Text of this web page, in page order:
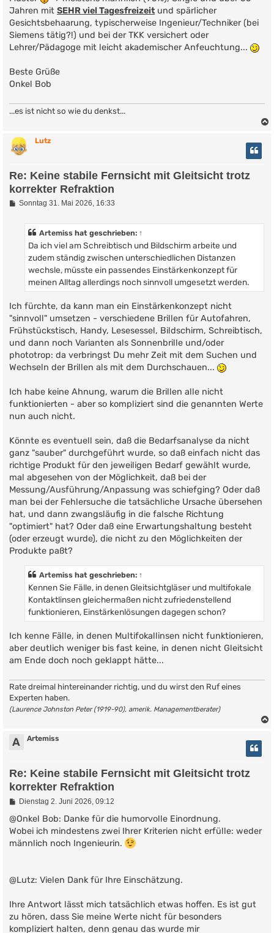
Jahren mit SEHR viel Tagesfreizeit und spärlicher
Gesichtsbehaarung, typischerweise Ingenieur/Techniker (bei
Siemens tätig?!) und bei der TKK versichert oder
Lehrer/Pädagoge mit leicht akademischer Anfeuchtung...
Beste Grüße
Onkel Bob
...es ist nicht so wie du denkst...
Lutz
Re: Keine stabile Fernsicht mit Gleitsicht trotz
korrekter Refraktion
BSonntag 31. Mai 2026, 16:33
Artemiss hat geschrieben: ↑
Da ich viel am Schreibtisch und Bildschirm arbeite und
zudem ständig zwischen unterschiedlichen Distanzen
wechsle, müsste ein passendes Einstärkenkonzept für
meinen Alltag allerdings noch sinnvoll umgesetzt werden.
Ich fürchte, da kann man ein Einstärkenkonzept nicht
"sinnvoll" umsetzen - verschiedene Brillen für Autofahren,
Frühstückstisch, Handy, Lesesessel, Bildschirm, Schreibtisch,
und dann noch Varianten als Sonnenbrille und/oder
phototrop: da verbringst Du mehr Zeit mit dem Suchen und
Wechseln der Brillen als mit dem Durchschauen...
Ich habe keine Ahnung, warum die Brillen alle nicht
funktionierten - aber so kompliziert sind die genannten Werte
nun auch nicht.
Könnte es eventuell sein, daß die Bedarfsanalyse da nicht
ganz "sauber" durchgeführt wurde, so daß einfach nicht das
richtige Produkt für den jeweiligen Bedarf gewählt wurde,
mal abgesehen von der Möglichkeit, daß bei der
Messung/Ausführung/Anpassung was schiefging? Oder daß
man bei der Fehlersuche die tatsächliche Ursache übersehen
hat, und dann zwangsläufig in die falsche Richtung
"optimiert" hat? Oder daß eine Erwartungshaltung besteht
(oder erzeugt wurde), die nicht zu den Möglichkeiten der
Produkte paßt?
Artemiss hat geschrieben: ↑
Kennen Sie Fälle, in denen Gleitsichtgläser und multifokale
Kontaktlinsen gleichermaßen nicht zufriedenstellend
funktionieren, Einstärkenlösungen dagegen schon?
Ich kenne Fälle, in denen Multifokallinsen nicht funktionieren,
aber deutlich weniger bis fast keine, in denen nicht Gleitsicht
am Ende doch noch geklappt hätte...
Rate dreimal hintereinander richtig, und du wirst den Ruf eines
Experten haben.
(Laurence Johnston Peter (1919-90), amerik. Managementberater)
A Artemiss
Re: Keine stabile Fernsicht mit Gleitsicht trotz
korrekter Refraktion
B
i
r
a
Dienstag 2. Juni 2026, 09:12
@Onkel Bob: Danke für die humorvolle Einordnung.
Wobei ich mindestens zwei Ihrer Kriterien nicht erfülle: weder
männlich noch Ingenieurin.
@Lutz: Vielen Dank für Ihre Einschätzung.
Ihre Antwort lässt mich tatsächlich etwas hoffen. Es ist gut
zu hören, dass Sie meine Werte nicht für besonders
kompliziert halten, denn genau das wurde mir